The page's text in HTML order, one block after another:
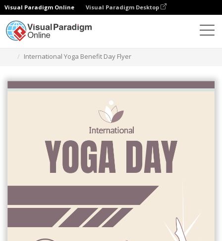
Visual Paradigm Online Visual Paradigm Desktop
International Yoga Benefit Day Flyer